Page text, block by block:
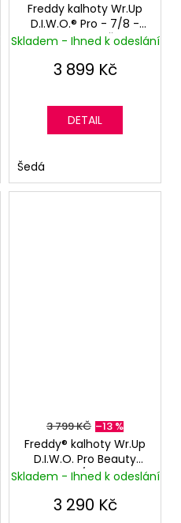
Freddy kalhoty Wr.Up
D.I.W.O.® Pro - 7/8 -
Vysoký pas - Šedé
Skladem - Ihned k odeslání
3 899 Kč
DETAIL
Šedá
3 799 KČ –13 %
Freddy® kalhoty Wr.Up
D.I.W.O. Pro Beauty
Effect - 7/8 - Vysoký
Skladem - Ihned k odeslání
3 290 Kč